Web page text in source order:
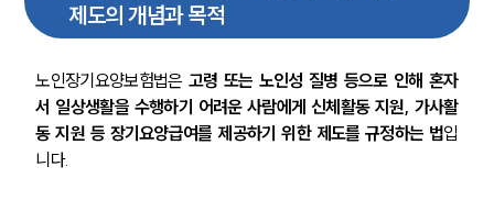
제도의 개념과 목적
노인장기요양보험법은 고령 또는 노인성 질병 등으로 인해 혼자
서 일상생활을 수행하기 어려운 사람에게 신체활동 지원, 가사활
동 지원 등 장기요양급여를 제공하기 위한 제도를 규정하는 법입
니다.